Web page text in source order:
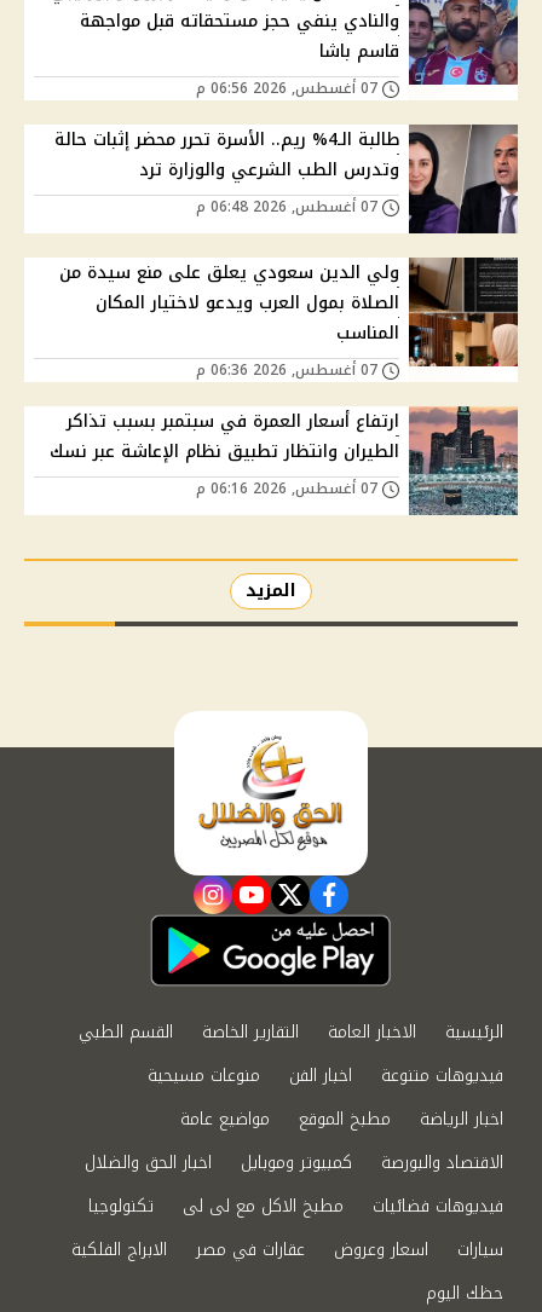
والنادي ينفي حجز مستحقاته قبل مواجهة
قاسم باشا
طالبة الـ4% ريم.. الأسرة تحرر محضر إثبات حالة
وتدرس الطب الشرعي والوزارة ترد
ولي الدين سعودي يعلق على منع سيدة من
الصلاة بمول العرب ويدعو لاختيار المكان
المناسب
ارتفاع أسعار العمرة في سبتمبر بسبب تذاكر
الطيران وانتظار تطبيق نظام الإعاشة عبر نسك
المزيد
facebook
twitter
youtube
instagram
الرئيسية الاخبار العامة التقارير الخاصة
القسم الطبي
فيديوهات متنوعة
اخبار الفن
منوعات مسيحية
اخبار الرياضة
مطبخ الموقع
مواضيع عامة
الاقتصاد والبورصة
كمبيوتر وموبايل
اخبار الحق والضلال
فيديوهات فضائيات
مطبخ الاكل مع لى لى
تكنولوجيا
سيارات
اسعار وعروض عقارات في مصر
الابراج الفلكية
حظك اليوم